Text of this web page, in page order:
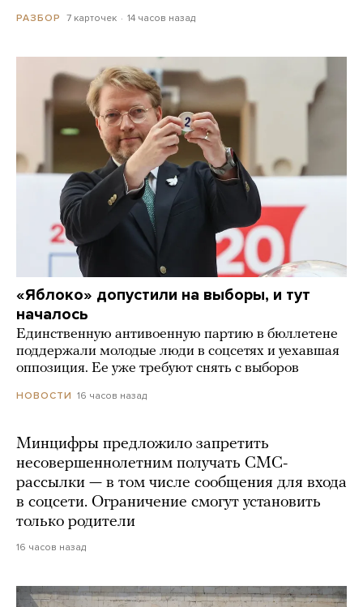
РАЗБОР 7 карточек 14 часов назад
«Яблоко» допустили на выборы, и тут
началось
Единственную антивоенную партию в бюллетене
поддержали молодые люди в соцсетях и уехавшая
оппозиция. Ее уже требуют снять с выборов
НОВОСТИ 16 часов назад
Минцифры предложило запретить
несовершеннолетним получать СМС-
рассылки — в том числе сообщения для входа
в соцсети. Ограничение смогут установить
только родители
16 часов назад